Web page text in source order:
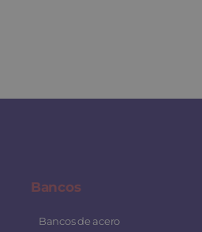
Bancos
Bancos de acero